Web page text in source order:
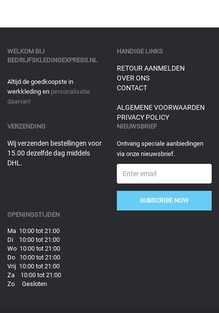
WELKOM BIJ
BEDRIJFSKLEDINGEXPRESS.NL
Altijd de goedkoopste in
werkkleding en personalisatie
daarvan!
HANDIGE LINKS
RETOUR AANMELDEN
OVER ONS
CONTACT
ALGEMENE VOORWAARDEN
PRIVACY POLICY
VERZENDING
Wij verzenden bestellingen voor
15.00 dezelfde dag middels
DHL.
NIEUWSBRIEF
Ontvang speciale aanbiedingen
via onze nieuwsbrief.
SUBSCRIBE NOW
OPENINGSTIJDEN
Ma 10:00 tot 21:00
Di 10:00 tot 21:00
Wo 10:00 tot 21:00
Do 10:00 tot 21:00
Vrij 10:00 tot 21:00
Za 10:00 tot 21:00
Zo Gesloten